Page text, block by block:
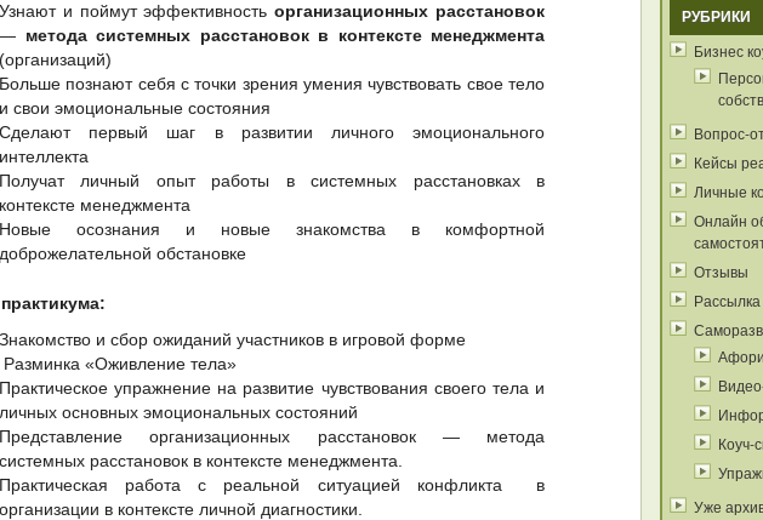
Узнают и поймут эффективностьорганизационных расстановок
— метода системных расстановок в контексте менеджмента
(организаций)
Больше познают себя с точки зрения умения чувствовать свое тело
и свои эмоциональные состояния
Сделают первый шаг в развитии личного эмоционального
интеллекта
Получат личный опыт работы в системных расстановках в
контексте менеджмента
Новые осознания и новые знакомства в комфортной
доброжелательной обстановке
Знакомство и сбор ожиданий участников в игровой форме
Разминка «Оживление тела»
Практическое упражнение на развитие чувствования своего тела и
личных основных эмоциональных состояний
Представление организационных расстановок — метода
системных расстановок в контексте менеджмента.
Практическая работа с реальной ситуацией конфликта в
организации в контексте личной диагностики.
РУБРИКИ
Бизнес
Вопрос-
Кейсы
Личные
Онлайн
Отзывы
Рассылка
Коуч-
Уже